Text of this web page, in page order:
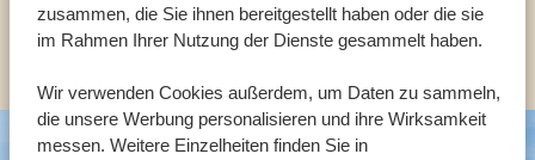
zusammen, die Sie ihnen bereitgestellt haben oder die sie
im Rahmen Ihrer Nutzung der Dienste gesammelt haben.
Wir verwenden Cookies außerdem, um Daten zu sammeln,
die unsere Werbung personalisieren und ihre Wirksamkeit
messen. Weitere Einzelheiten finden Sie in
ANDERE LÄNDER